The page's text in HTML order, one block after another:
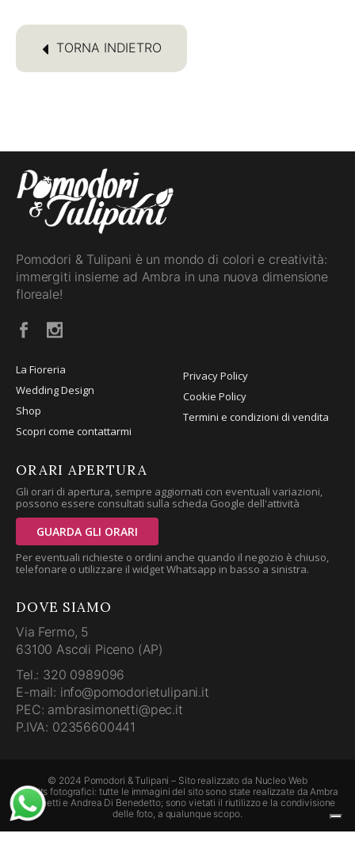
TORNA INDIETRO
Pomodori & Tulipani è un mondo di colori e creatività:
immergiti insieme ad Ambra in una nuova dimensione
floreale!
La Fioreria
Wedding Design
Shop
Scopri come contattarmi
Privacy Policy
Cookie Policy
Termini e condizioni di vendita
ORARI APERTURA
Gli orari di apertura, sempre aggiornati con eventuali variazioni,
possono essere consultati sulla scheda Google dell'attività
GUARDA GLI ORARI
Per eventuali richieste o ordini anche quando il negozio è chiuso,
telefonare o utilizzare il widget Whatsapp in basso a sinistra.
DOVE SIAMO
Via Fermo, 5
63100 Ascoli Piceno (AP)
Tel.: 320 0989096
E-mail: info@pomodorietulipani.it
PEC: ambrasimonetti@pec.it
P.IVA: 02356600441
© 2024 Pomodori & Tulipani – Sito realizzato da Nucleo Web
Credits fotografici: tutte le immagini del sito sono state realizzate da Ambra
Simonetti e Andrea Di Benedetto; sono vietati il riutilizzo e la condivisione
delle foto, a qualunque scopo.